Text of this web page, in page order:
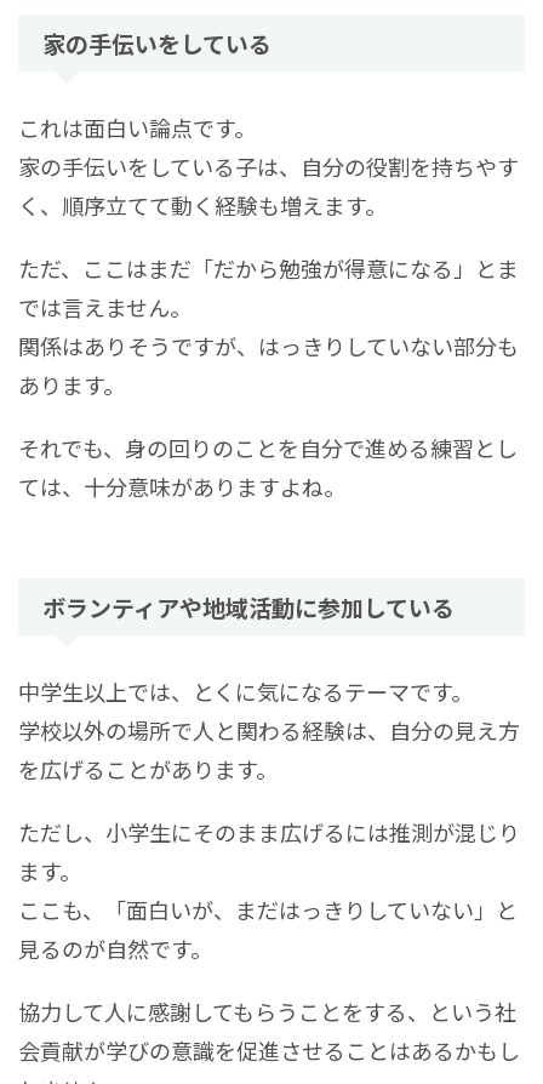
家の手伝いをしている
これは面白い論点です。
家の手伝いをしている子は、自分の役割を持ちやす
く、順序立てて動く経験も増えます。
ただ、ここはまだ「だから勉強が得意になる」とま
では言えません。
関係はありそうですが、はっきりしていない部分も
あります。
それでも、身の回りのことを自分で進める練習とし
ては、十分意味がありますよね。
ボランティアや地域活動に参加している
中学生以上では、とくに気になるテーマです。
学校以外の場所で人と関わる経験は、自分の見え方
を広げることがあります。
ただし、小学生にそのまま広げるには推測が混じり
ます。
ここも、「面白いが、まだはっきりしていない」と
見るのが自然です。
協力して人に感謝してもらうことをする、という社
会貢献が学びの意識を促進させることはあるかもし